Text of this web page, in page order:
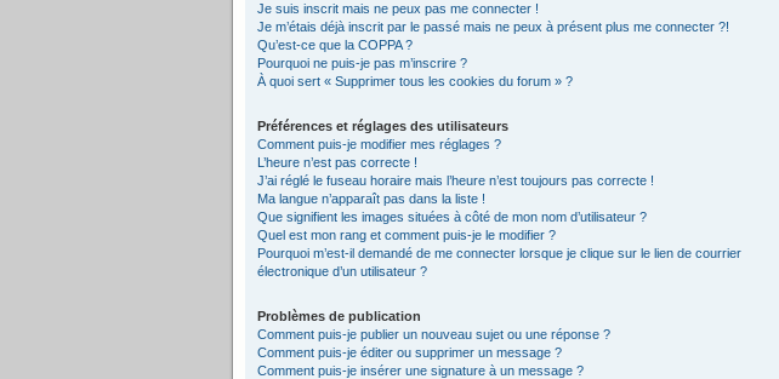
Je suis inscrit mais ne peux pas me connecter !
Je m’étais déjà inscrit par le passé mais ne peux à présent plus me connecter ?!
Qu’est-ce que la COPPA ?
Pourquoi ne puis-je pas m’inscrire ?
À quoi sert « Supprimer tous les cookies du forum » ?
Préférences et réglages des utilisateurs
Comment puis-je modifier mes réglages ?
L’heure n’est pas correcte !
J’ai réglé le fuseau horaire mais l’heure n’est toujours pas correcte !
Ma langue n’apparaît pas dans la liste !
Que signifient les images situées à côté de mon nom d’utilisateur ?
Quel est mon rang et comment puis-je le modifier ?
Pourquoi m’est-il demandé de me connecter lorsque je clique sur le lien de courrier
électronique d’un utilisateur ?
Problèmes de publication
Comment puis-je publier un nouveau sujet ou une réponse ?
Comment puis-je éditer ou supprimer un message ?
Comment puis-je insérer une signature à un message ?